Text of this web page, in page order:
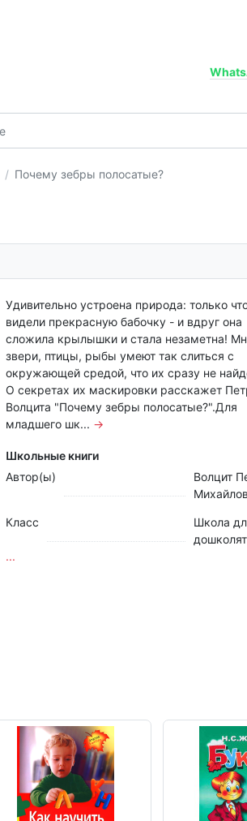
Почему зебры полосатые?
Удивительно устроена природа: только
видели прекрасную бабочку - и вдруг она
сложила крылышки и стала незаметна!
звери, птицы, рыбы умеют так слиться с
окружающей средой, что их сразу не
О секретах их маскировки расскажет
Волцита "Почему зебры полосатые?".Для
младшего шк... →
Школьные книги
Автор(ы)
Волцит
Класс
Школа
дошколят
...